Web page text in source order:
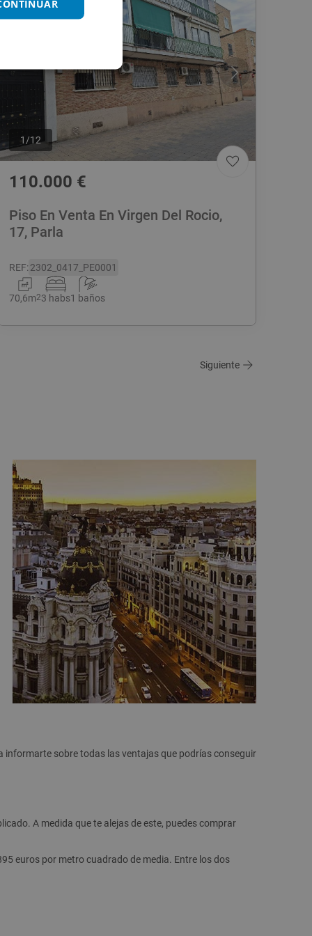
1 /12
110.000 €
Piso En Venta En Virgen Del Rocio,
17, Parla
REF:2302_0417_PE0001
70,6m23 habs1 baños
Siguiente
informarte sobre todas las ventajas que podrías conseguir
A medida que te alejas de este, puedes comprar
euros por metro cuadrado de media. Entre los dos